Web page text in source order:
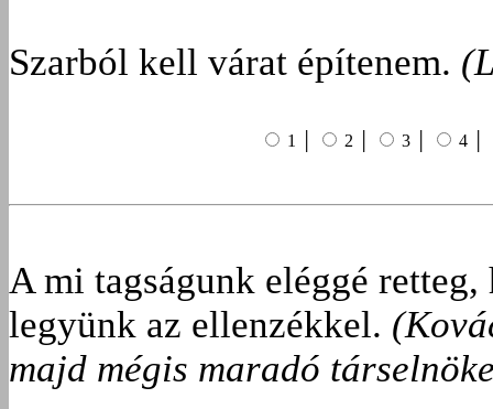
Szarból kell várat építenem.
1 │ 2 │ 3 │ 4 │
A mi tagságunk eléggé
legyünk az ellenzékkel.
majd mégis maradó